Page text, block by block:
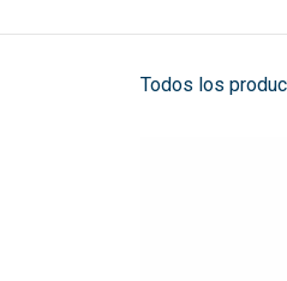
Todos los